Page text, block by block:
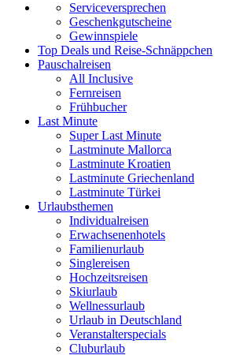
Serviceversprechen
Geschenkgutscheine
Gewinnspiele
Top Deals und Reise-Schnäppchen
Pauschalreisen
All Inclusive
Fernreisen
Frühbucher
Last Minute
Super Last Minute
Lastminute Mallorca
Lastminute Kroatien
Lastminute Griechenland
Lastminute Türkei
Urlaubsthemen
Individualreisen
Erwachsenenhotels
Familienurlaub
Singlereisen
Hochzeitsreisen
Skiurlaub
Wellnessurlaub
Urlaub in Deutschland
Veranstalterspecials
Cluburlaub